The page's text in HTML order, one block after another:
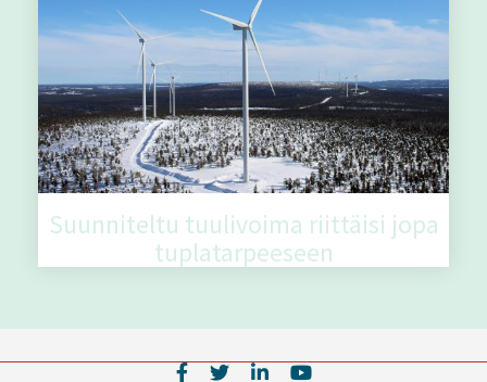
Suunniteltu tuulivoima riittäisi jopa
tuplatarpeeseen